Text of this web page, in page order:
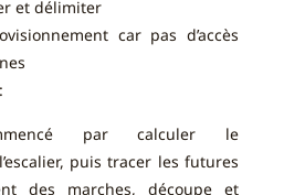
et délimiter
car pas d’accès
par calculer le
puis tracer les futures
des marches, découpe et